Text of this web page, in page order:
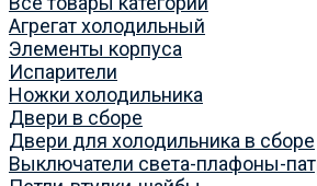
Агрегат холодильный
Элементы корпуса
Испарители
Ножки холодильника
Двери в сборе
Двери для холодильника в сборе
Выключатели света-плафоны-